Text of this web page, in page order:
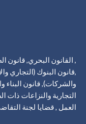
, القانون البحري, قانون
,قانون البنوك (التجاري
والشركات), قانون البناء
التجارية والنزاعات ذات
العمل , قضايا لجنة